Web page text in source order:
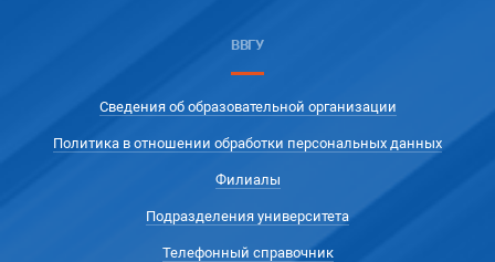
ВВГУ
Сведения об образовательной организации
Политика в отношении обработки персональных данных
Филиалы
Подразделения университета
Телефонный справочник